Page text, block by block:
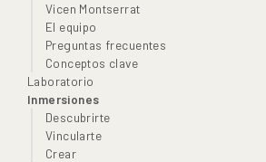
Vicen Montserrat
El equipo
Preguntas frecuentes
Conceptos clave
Laboratorio
Inmersiones
Descubrirte
Vincularte
Crear